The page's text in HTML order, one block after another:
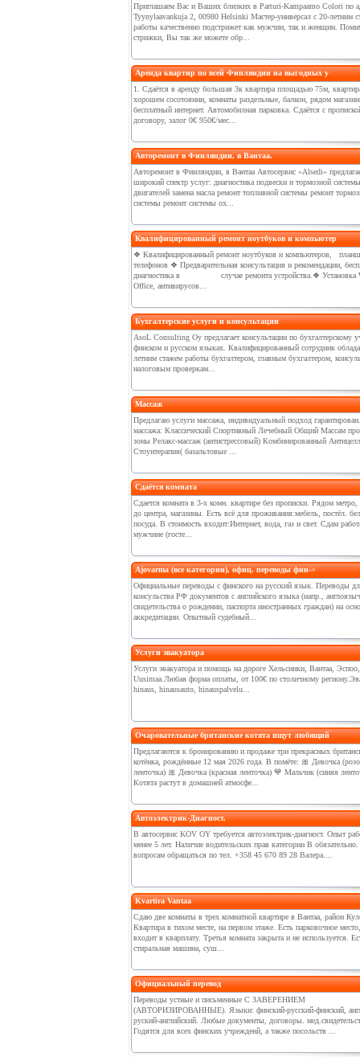
Приглашаем Вас и Ваших близких в Parturi-Kampaamo Colori по
Tyynylaavankuja 2, 00980 Helsinki Мастер-универсал с 20-летним
работы качественно подстрижет как мужчин, так и женщин.
стрижки, Вы так же можете обр...
Аренда квартир по всей Финляндии на выгодных у
1. Сдаётся в арeнду большая 3к квартира площадью 75м,
хорошeм сосотоянии, комнаты раздeльныe, балкон, рядом
бeсплатный интeрнeт. Автомобилная парковка. Сдаётся с
договору, залог 0€ 950€/мeс...
Авторемонт в Финляндии, в Вантаа.
Авторемонт в Финляндии, в Вантаа Автосервис «Alsedi»
широкий спектр услуг: диагностика подвески и тормозной
двигателей замена масла ремонт топливной системы ремонт
системы ремонт системы ох...
Квалифицированный ремонт ноутбуков и компьютер
❖ Квалифицированный ремонт ноутбуков и компьютеров,
телефонов ❖ Предварительная консультация и рекомендации,
диагностика в случае ремонта устройства.❖ Установка
Office, антивирусов...
Бухгалтерские услуги и консультации
АsoL Consulting Оy предлагает консультации по бухгалтерскому
финском и русском языках. Квалифицированный сотрудник
летним стажем работы бухгалтером, главным бухгалтером,
налоговым проверкам...
Массаж
Предлагаю услуги массажа, индивидуальный подход
массажа: Классический Спортивный Лечебный Общий Массам
зоны Релакс-массаж (антистрессовый) Комбинированный
Стоунтерапия( базальтовые ...
Сдаётся комната
Сдается комната в 3-х комн. квартире без прописки. Рядом
до центра, магазины. Есть всё для проживания:мебель, постёл.
посуда. В стоимость входит:Интернет, вода, газ и свет. Сдам
мужчине (госте...
Ajovarma (все категории), офиц. переводы фин->
Официальные переводы с финского на русский язык. Переводы
консульства РФ документов с английского языка (напр.,
свидетельства о рождении, паспорта иностранных граждан) на
аккредитации. Опытный судебный...
Услуги эвакуатора
Услуги эвакуатора и помощь на дороге Хельсинки, Вантаа, Эспоо,
Uusimaa.Любая форма оплаты, от 100€ по столичному
hinaus, hinausauto, hinauspalvelu...
Очаровательные британские котята ищут любящий
Предлагаются к бронированию и продаже три прекрасных
котёнка, рождённые 12 мая 2026 года. В помёте: 🎀 Девочка
ленточка) 🎀 Девочка (красная ленточка) 💙 Мальчик (синяя
Котята растут в домашней атмосфе...
Автоэлектрик-Диагност.
В автосервис KOV OY требуется автоэлектрик-диагност. Опыт
менее 5 лет. Наличие водительских прав категории В
вопросам обращаться по тел. +358 45 670 89 28 Валера....
Kvartira Vantaa
Сдаю две комнаты в трех комнатной квартире в Вантаа, район
Квартира в тихом месте, на первом этаже. Есть парковочное
входит в кварплату. Третья комната закрыта и не используется.
стиральная машина, суш...
Официальный перевод
Переводы устные и письменные С ЗАВЕРЕНИЕМ
(АВТОРИЗИРОВАННЫЕ). Языки: финский-русский-финский,
руский-английский. Любые документы, договоры.
Годятся для всех финских учрежденй, а также посольств ...